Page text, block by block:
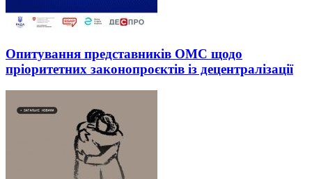
Опитування представників ОМС щодо
пріоритетних законопроєктів із децентралізації